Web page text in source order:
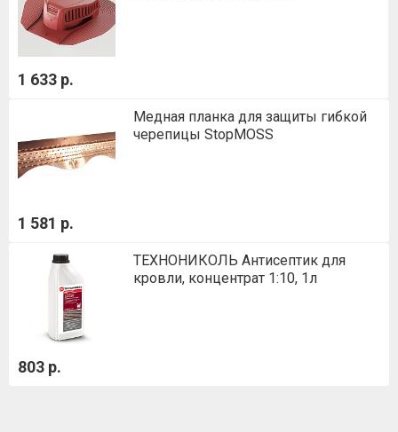
1 633 р.
Медная планка для защиты гибкой
черепицы StopMOSS
1 581 р.
ТЕХНОНИКОЛЬ Антисептик для
кровли, концентрат 1:10, 1л
803 р.